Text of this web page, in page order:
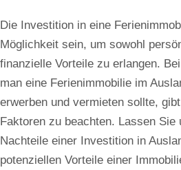
Die Investition in eine
Möglichkeit sein, um sowohl
finanzielle Vorteile zu erlangen.
man eine Ferienimmobilie im
erwerben und vermieten sollte,
Faktoren zu beachten. Lassen Sie
Nachteile einer Investition in
potenziellen Vorteile einer